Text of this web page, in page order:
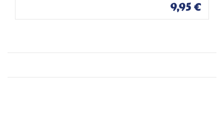
s
t
e
9,95 €
s
t
e